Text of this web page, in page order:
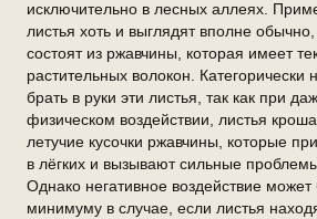
исключительно в лесных аллеях.
листья хоть и выглядят вполне
состоят из ржавчины, которая имеет
растительных волокон. Категорически
брать в руки эти листья, так как при
физическом воздействии, листья
летучие кусочки ржавчины, которые
в лёгких и вызывают сильные
Однако негативное воздействие может
минимуму в случае, если листья